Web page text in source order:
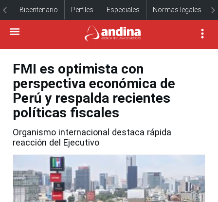
Bicentenario Perfiles Especiales Normas legales
FMI es optimista con
perspectiva económica de
Perú y respalda recientes
políticas fiscales
Organismo internacional destaca rápida
reacción del Ejecutivo